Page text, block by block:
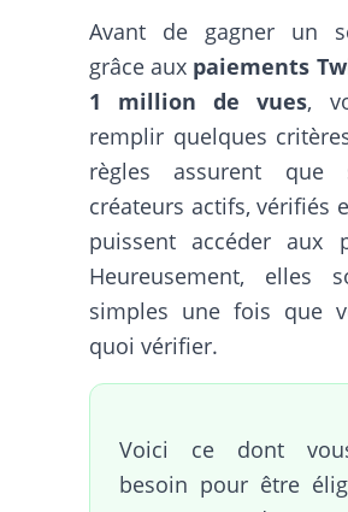
Avant de gagner un
grâce aux paiements
1 million de vues,
remplir quelques
règles assurent que
créateurs actifs, vérifiés
puissent accéder aux
Heureusement, elles
simples une fois que
quoi vérifier.
Voici ce dont
besoin pour être